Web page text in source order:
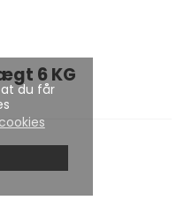
at du får
6 KG